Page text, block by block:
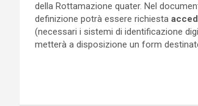
della Rottamazione quater. Nel
definizione potrà essere richiesta
(necessari i sistemi di identificazione
metterà a disposizione un form